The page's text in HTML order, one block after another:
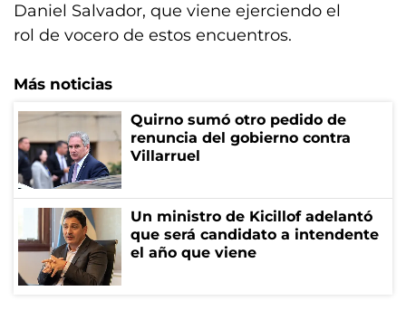
Daniel Salvador, que viene ejerciendo el
rol de vocero de estos encuentros.
Más noticias
Quirno sumó otro pedido de
renuncia del gobierno contra
Villarruel
Un ministro de Kicillof adelantó
que será candidato a intendente
el año que viene